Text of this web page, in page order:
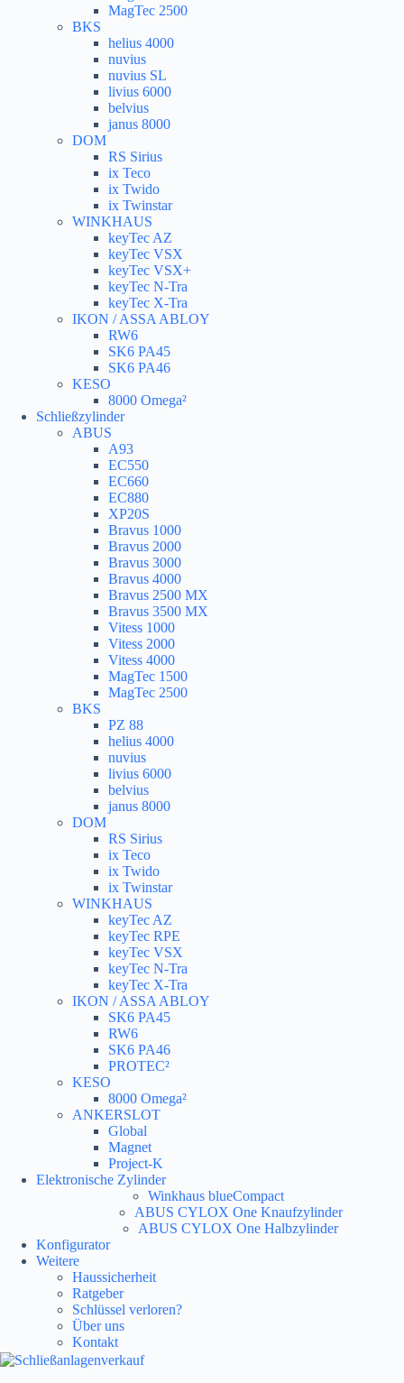
MagTec 2500
BKS
helius 4000
nuvius
nuvius SL
livius 6000
belvius
janus 8000
DOM
RS Sirius
ix Teco
ix Twido
ix Twinstar
WINKHAUS
keyTec AZ
keyTec VSX
keyTec VSX+
keyTec N-Tra
keyTec X-Tra
IKON / ASSA ABLOY
RW6
SK6 PA45
SK6 PA46
KESO
8000 Omega²
Schließzylinder
ABUS
A93
EC550
EC660
EC880
XP20S
Bravus 1000
Bravus 2000
Bravus 3000
Bravus 4000
Bravus 2500 MX
Bravus 3500 MX
Vitess 1000
Vitess 2000
Vitess 4000
MagTec 1500
MagTec 2500
BKS
PZ 88
helius 4000
nuvius
livius 6000
belvius
janus 8000
DOM
RS Sirius
ix Teco
ix Twido
ix Twinstar
WINKHAUS
keyTec AZ
keyTec RPE
keyTec VSX
keyTec N-Tra
keyTec X-Tra
IKON / ASSA ABLOY
SK6 PA45
RW6
SK6 PA46
PROTEC²
KESO
8000 Omega²
ANKERSLOT
Global
Magnet
Project-K
Elektronische Zylinder
Winkhaus blueCompact
ABUS CYLOX One Knaufzylinder
ABUS CYLOX One Halbzylinder
Konfigurator
Weitere
Haussicherheit
Ratgeber
Schlüssel verloren?
Über uns
Kontakt